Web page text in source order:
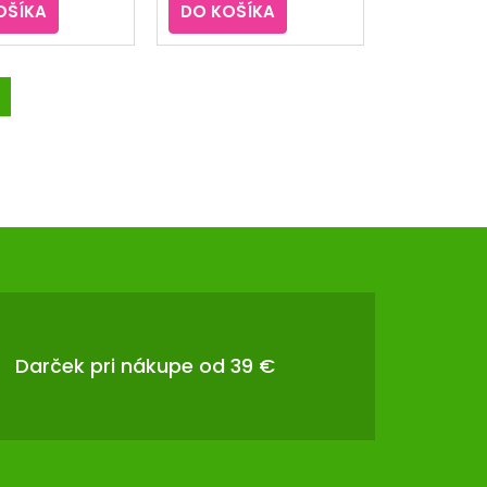
DO KOŠÍKA
Darček pri nákupe od 39 €